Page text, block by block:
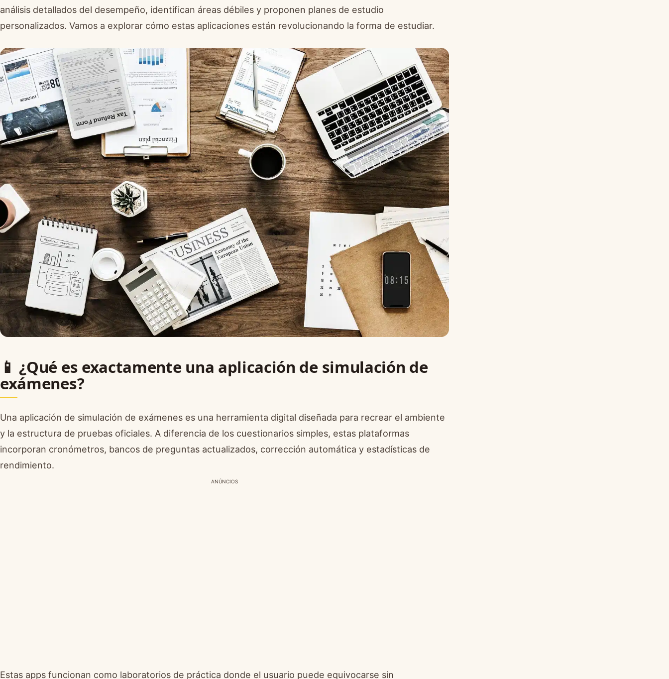
análisis detallados del desempeño, identifican áreas débiles y proponen planes de estudio
personalizados. Vamos a explorar cómo estas aplicaciones están revolucionando la forma de estudiar.
📱 ¿Qué es exactamente una aplicación de simulación de
exámenes?
Una aplicación de simulación de exámenes es una herramienta digital diseñada para recrear el ambiente
y la estructura de pruebas oficiales. A diferencia de los cuestionarios simples, estas plataformas
incorporan cronómetros, bancos de preguntas actualizados, corrección automática y estadísticas de
rendimiento.
ANÚNCIOS
Estas apps funcionan como laboratorios de práctica donde el usuario puede equivocarse sin